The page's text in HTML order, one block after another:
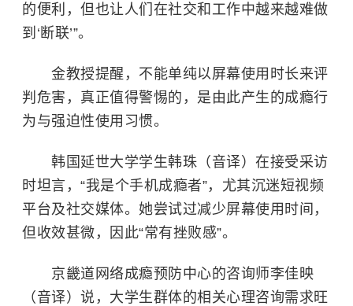
的便利，但也让人们在社交和工作中越来越难做
到‘断联’”。
金教授提醒，不能单纯以屏幕使用时长来评
判危害，真正值得警惕的，是由此产生的成瘾行
为与强迫性使用习惯。
韩国延世大学学生韩珠（音译）在接受采访
时坦言，“我是个手机成瘾者”，尤其沉迷短视频
平台及社交媒体。她尝试过减少屏幕使用时间，
但收效甚微，因此“常有挫败感”。
京畿道网络成瘾预防中心的咨询师李佳映
（音译）说，大学生群体的相关心理咨询需求旺